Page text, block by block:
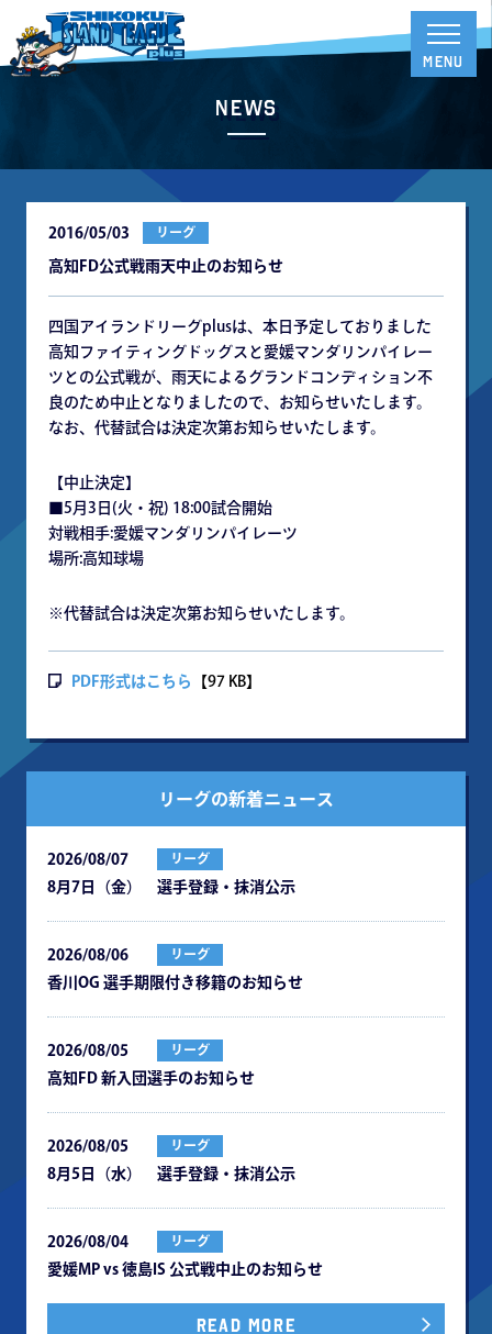
News
2016/05/03 リーグ
高知FD公式戦雨天中止のお知らせ
四国アイランドリーグplusは、本日予定しておりました
高知ファイティングドッグスと愛媛マンダリンパイレー
ツとの公式戦が、雨天によるグランドコンディション不
良のため中止となりましたので、お知らせいたします。
なお、代替試合は決定次第お知らせいたします。
【中止決定】
■5月3日(火・祝) 18:00試合開始
対戦相手:愛媛マンダリンパイレーツ
場所:高知球場
※代替試合は決定次第お知らせいたします。
PDF形式はこちら 【97 KB】
リーグの新着ニュース
2026/08/07 リーグ
8月7日（金） 選手登録・抹消公示
2026/08/06 リーグ
⾹川OG 選⼿期限付き移籍のお知らせ
2026/08/05 リーグ
⾼知FD 新⼊団選⼿のお知らせ
2026/08/05 リーグ
8月5日（水） 選手登録・抹消公示
2026/08/04 リーグ
愛媛MP vs 徳島IS 公式戦中⽌のお知らせ
READ MORE